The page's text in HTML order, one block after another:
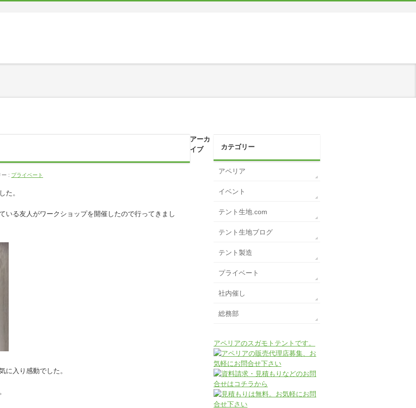
ー : プライベート
た。
いる友人がワークショップを開催したので行ってきまし
に入り感動でした。
カテゴリー
アペリア
イベント
テント生地.com
テント生地ブログ
テント製造
プライベート
社内催し
総務部
アペリアのスガモトテントです。
アーカ
イブ